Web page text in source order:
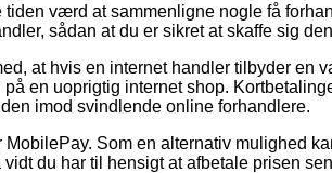
værd at sammenligne nogle få
sådan at du er sikret at skaffe sig
at hvis en internet handler tilbyder en
en uoprigtig internet shop.
imod svindlende online forhandlere.
Som en alternativ mulighed
du har til hensigt at afbetale prisen